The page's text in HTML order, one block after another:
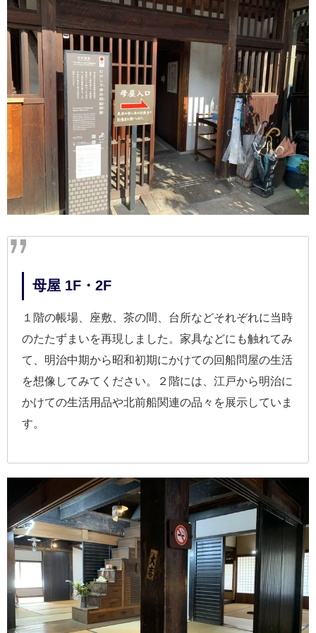
母屋 1F・2F
１階の帳場、座敷、茶の間、台所などそれぞれに当時
のたたずまいを再現しました。家具などにも触れてみ
て、明治中期から昭和初期にかけての回船問屋の生活
を想像してみてください。２階には、江戸から明治に
かけての生活用品や北前船関連の品々を展示していま
す。